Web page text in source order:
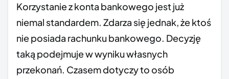
Korzystanie z konta bankowego jest już
niemal standardem. Zdarza się jednak, że ktoś
nie posiada rachunku bankowego. Decyzję
taką podejmuje w wyniku własnych
przekonań. Czasem dotyczy to osób